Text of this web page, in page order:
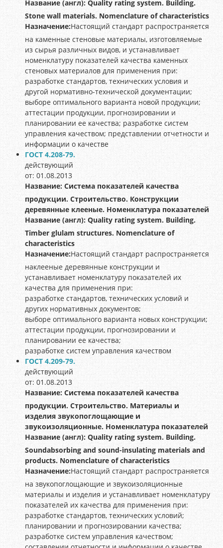
Название (англ): Quality rating system. Building.
Stone wall materials. Nomenclature of characteristics
Назначение:Настоящий стандарт распространяется
на каменные стеновые материалы, изготовляемые
из сырья различных видов, и устанавливает
номенклатуру показателей качества каменных
стеновых материалов для применения при:
разработке стандартов, технических условия и
другой нормативно-технической документации;
выборе оптимального варианта новой продукции;
аттестации продукции, прогнозировании и
планировании ее качества; разработке систем
управления качеством; представлении отчетности и
информации о качестве
ГОСТ 4.208-79.
действующий
от: 01.08.2013
Название: Система показателей качества
продукции. Строительство. Конструкции
деревянные клееные. Номенклатура показателей
Название (англ): Quality rating system. Building.
Timber glulam structures. Nomenclature of
characteristics
Назначение:Настоящий стандарт распространяется
наклееные деревянные конструкции и
устанавливает номенклатуру показателей их
качества для применения при:
разработке стандартов, технических условий и
других нормативных документов;
выборе оптимального варианта новых конструкции;
аттестации продукции, прогнозировании и
планировании ее качества;
разработке систем управления качеством
ГОСТ 4.209-79.
действующий
от: 01.08.2013
Название: Система показателей качества
продукции. Строительство. Материалы и
изделия звукопоглощающие и
звукоизоляционные. Номенклатура показателей
Название (англ): Quality rating system. Building.
Soundabsorbing and sound-insulating materials and
products. Nomenclature of characteristics
Назначение:Настоящий стандарт распространяется
на звукопоглощающие и звукоизоляционные
материалы и изделия и устанавливает номенклатуру
показателей их качества для применения при:
разработке стандартов, технических условий;
планировании и прогнозировании качества;
разработке систем управления качеством;